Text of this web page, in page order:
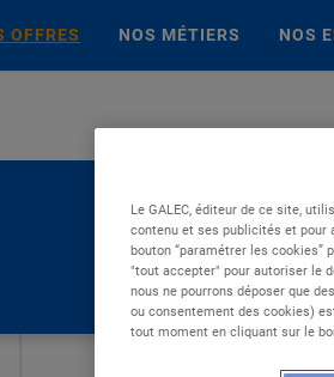
OFFRES NOS MÉTIERS NOS
Le GALEC, éditeur de ce site,
contenu et ses publicités et pour
bouton “paramétrer les cookies”
"tout accepter" pour autoriser le
nous ne pourrons déposer que
ou consentement des cookies)
tout moment en cliquant sur le